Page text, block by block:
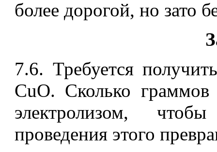
более дорогой, но зато
7.6. Требуется
CuO. Сколько
электролизом,
проведения этого